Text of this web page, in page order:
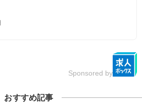
Sponsored by
おすすめ記事